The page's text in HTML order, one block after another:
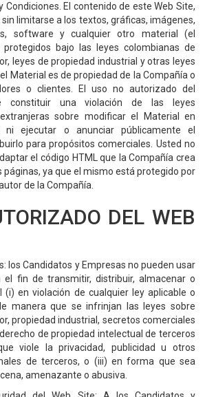
Condiciones. El contenido de este Web Site,
limitarse a los textos, gráficas, imágenes,
software y cualquier otro material (el
bajo las leyes colombianas de
leyes de propiedad industrial y otras leyes
Material es de propiedad de la Compañía o
o clientes. El uso no autorizado del
constituir una violación de las leyes
sobre modificar el Material en
ni ejecutar o anunciar públicamente el
para propósitos comerciales. Usted no
el código HTML que la Compañía crea
páginas, ya que el mismo está protegido por
de la Compañía.
DEL WEB
los Candidatos y Empresas no pueden usar
el fin de transmitir, distribuir, almacenar o
(i) en violación de cualquier ley aplicable o
manera que se infrinjan las leyes sobre
propiedad industrial, secretos comerciales
de propiedad intelectual de terceros
viole la privacidad, publicidad u otros
de terceros, o (iii) en forma que sea
amenazante o abusiva.